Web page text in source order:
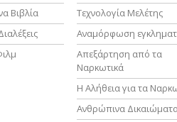
Βιβλία
Τεχνολογία Μελέτης
Αναμόρφωση
Απεξάρτηση από τα
Ναρκωτικά
Η Αλήθεια για τα
Ανθρώπινα